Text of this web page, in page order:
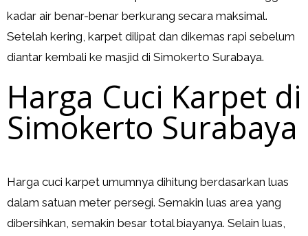
kadar air benar-benar berkurang secara maksimal.
Setelah kering, karpet dilipat dan dikemas rapi sebelum
diantar kembali ke masjid di Simokerto Surabaya.
Harga Cuci Karpet di
Simokerto Surabaya
Harga cuci karpet umumnya dihitung berdasarkan luas
dalam satuan meter persegi. Semakin luas area yang
dibersihkan, semakin besar total biayanya. Selain luas,